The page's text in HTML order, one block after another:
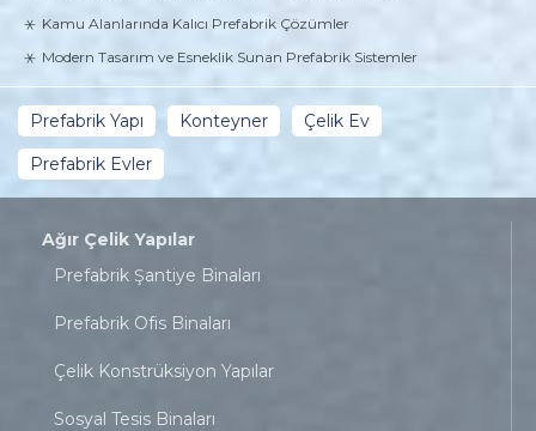
Kamu Alanlarında Kalıcı Prefabrik Çözümler
Modern Tasarım ve Esneklik Sunan Prefabrik Sistemler
Prefabrik Yapı Konteyner
Çelik Ev
Prefabrik Evler
Ağır Çelik Yapılar
Prefabrik Şantiye Binaları
Prefabrik Ofis Binaları
Çelik Konstrüksiyon Yapılar
Sosyal Tesis Binaları